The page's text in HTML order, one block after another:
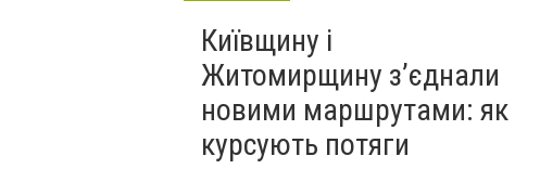
Київщину і
Житомирщину з’єднали
новими маршрутами: як
курсують потяги